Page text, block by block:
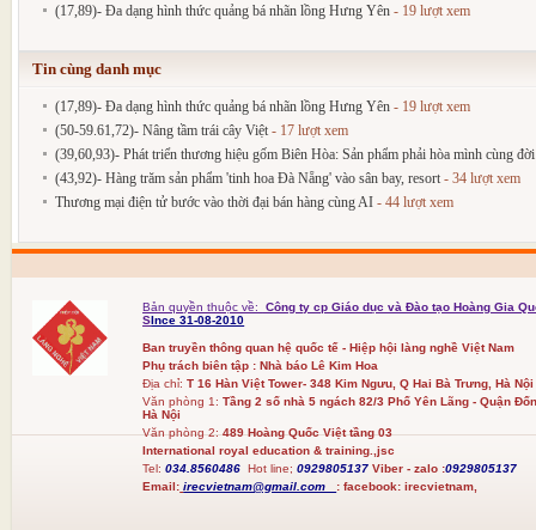
(17,89)- Đa dạng hình thức quảng bá nhãn lồng Hưng Yên - 19 lượt xem
Tin cùng danh mục
(17,89)- Đa dạng hình thức quảng bá nhãn lồng Hưng Yên - 19 lượt xem
(50-59.61,72)- Nâng tầm trái cây Việt - 17 lượt xem
(39,60,93)- Phát triển thương hiệu gốm Biên Hòa: Sản phẩm phải hòa mình cùng
(43,92)- Hàng trăm sản phẩm 'tinh hoa Đà Nẵng' vào sân bay, resort - 34 lượt xem
Thương mại điện tử bước vào thời đại bán hàng cùng AI - 44 lượt xem
Bản quyền thuộc về:
Công ty cp Giáo dục và Đào tạo Hoàng Gia
SInce 31-08-2010
Ban truyền thông quan hệ quốc tế - Hiệp hội làng nghề Việt Nam
Phụ trách biên tập : Nhà báo Lê Kim Hoa
Địa chỉ: T 16 Hàn Việt Tower- 348 Kim Ngưu, Q Hai Bà Trưng, Hà Nội
Văn phòng 1:Tầng 2 số nhà 5 ngách 82/3 Phố Yên Lãng - Quận
Hà Nội
Văn phòng 2:489 Hoàng Quốc Việt tầng 03
International royal education & training.,jsc
Tel:034.8560486Hot line; 0929805137 Viber - zalo :0929805137
Email: irecvietnam@gmail.com :facebook: irecvietnam,